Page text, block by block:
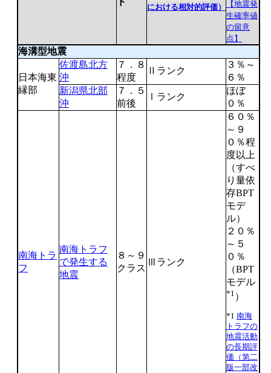
における相対的評価）
【地震発
生確率値
の留意
点】
海溝型地震
日本海東
縁部
佐渡島北方
沖
７．８
程度
Ⅱランク
３％～
６％
新潟県北部
沖
７．５
前後
Ⅰランク
ほぼ
０％
南海トラ
フ
南海トラフ
で発生する
地震
８～９
クラス
Ⅲランク
６０％
～９
０％程
度以上
（すべ
り量依
存BPT
モデ
ル）
２０％
～５
０％
（BPT
モデル
*1 ）
*1 南海
トラフの
地震活動
の長期評
価（第二
版一部改